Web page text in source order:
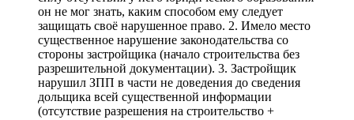
он не мог знать, каким способом ему следует
защищать своё нарушенное право. 2. Имело место
существенное нарушение законодательства со
стороны застройщика (начало строительства без
разрешительной документации). 3. Застройщик
нарушил ЗПП в части не доведения до сведения
дольщика всей существенной информации
(отсутствие разрешения на строительство +